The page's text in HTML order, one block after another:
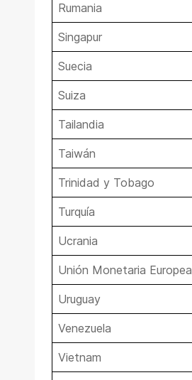
Rumania
Singapur
Suecia
Suiza
Tailandia
Taiwán
Trinidad y Tobago
Turquía
Ucrania
Unión Monetaria Europea
Uruguay
Venezuela
Vietnam